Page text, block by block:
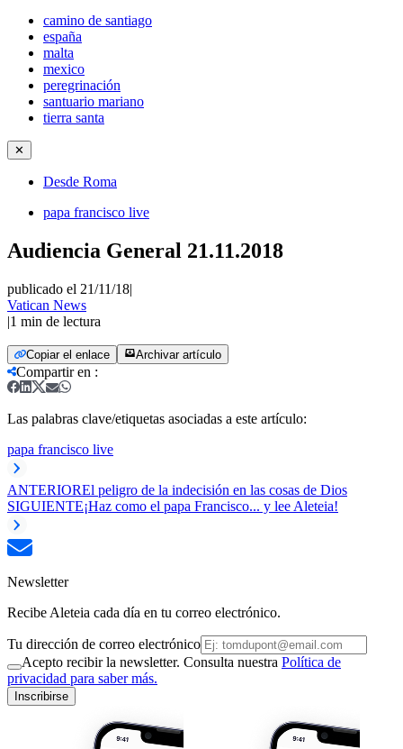
camino de santiago
españa
malta
mexico
peregrinación
santuario mariano
tierra santa
✕
Desde Roma
papa francisco live
Audiencia General 21.11.2018
publicado el 21/11/18|
Vatican News
|1 min de lectura
Copiar el enlace Archivar artículo
Compartir en :
Las palabras clave/etiquetas asociadas a este artículo:
papa francisco live
ANTERIOREl peligro de la indecisión en las cosas de Dios
SIGUIENTE¡Haz como el papa Francisco... y lee Aleteia!
Newsletter
Recibe Aleteia cada día en tu correo electrónico.
Tu dirección de correo electrónico
Acepto recibir la newsletter. Consulta nuestra Política de
privacidad para saber más.
Inscribirse